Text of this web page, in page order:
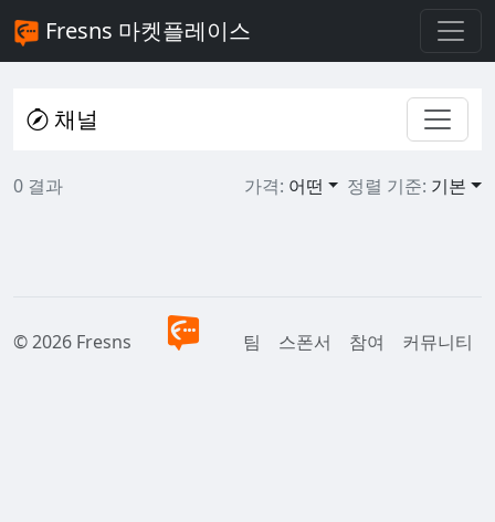
Fresns 마켓플레이스
채널
0 결과 가격: 어떤 정렬 기준: 기본
© 2026 Fresns 팀 스폰서 참여 커뮤니티